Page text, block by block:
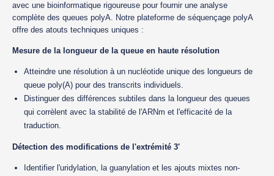
avec une bioinformatique rigoureuse pour fournir une analyse
complète des queues polyA. Notre plateforme de séquençage polyA
offre des atouts techniques uniques :
Mesure de la longueur de la queue en haute résolution
Atteindre une résolution à un nucléotide unique des longueurs de
queue poly(A) pour des transcrits individuels.
Distinguer des différences subtiles dans la longueur des queues
qui corrèlent avec la stabilité de l'ARNm et l'efficacité de la
traduction.
Détection des modifications de l'extrémité 3'
Identifier l'uridylation, la guanylation et les ajouts mixtes non-